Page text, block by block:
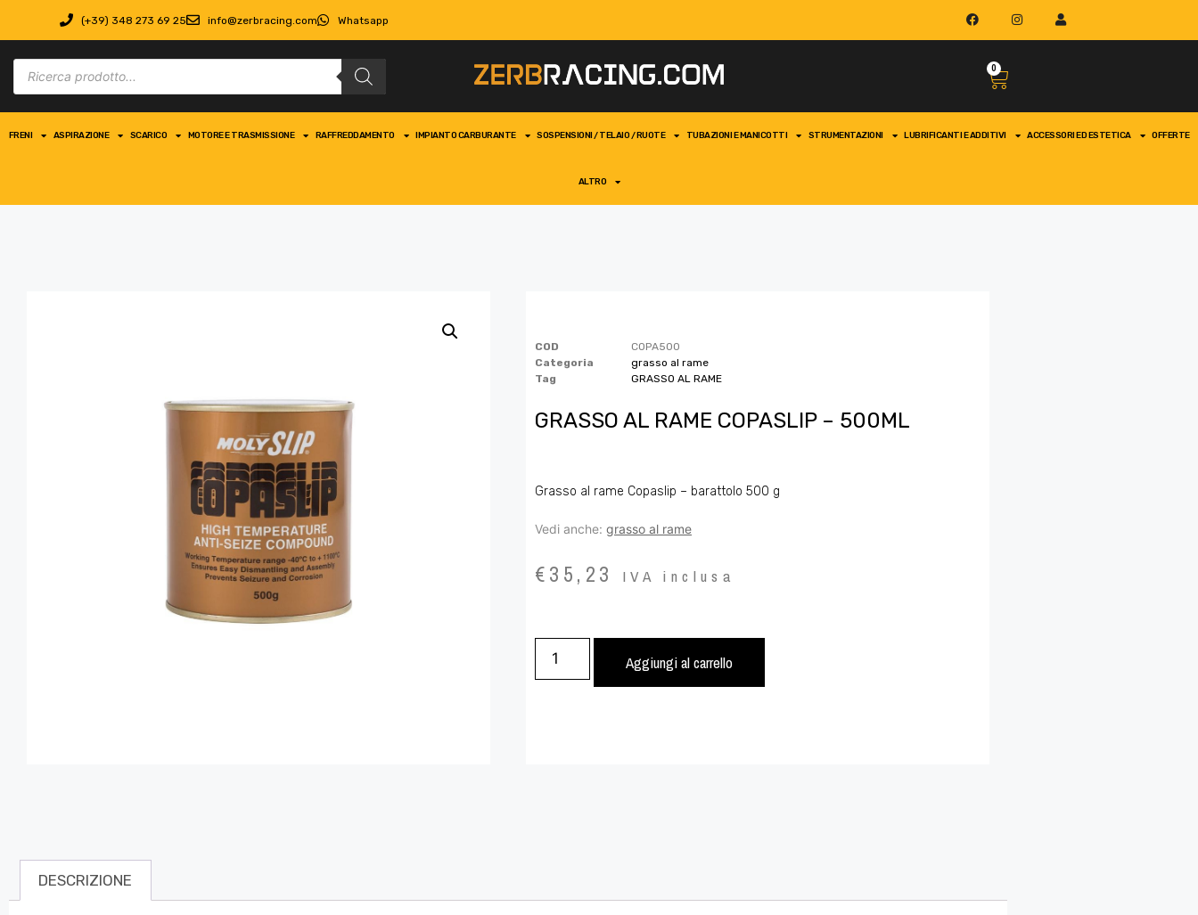
(+39) 348 273 69 25 info@zerbracing.com Whatsapp
0
FRENI ASPIRAZIONE SCARICO MOTORE E TRASMISSIONE RAFFREDDAMENTO IMPIANTO CARBURANTE SOSPENSIONI / TELAIO / RUOTE TUBAZIONI E MANICOTTI STRUMENTAZIONI LUBRIFICANTI E ADDITIVI ACCESSORI ED ESTETICA OFFERTE
ALTRO
COD
COPA500
Categoria
grasso al rame
Tag
GRASSO AL RAME
GRASSO AL RAME COPASLIP – 500ML
Grasso al rame Copaslip – barattolo 500 g
Vedi anche: grasso al rame
€35,23 IVA inclusa
Aggiungi al carrello
DESCRIZIONE